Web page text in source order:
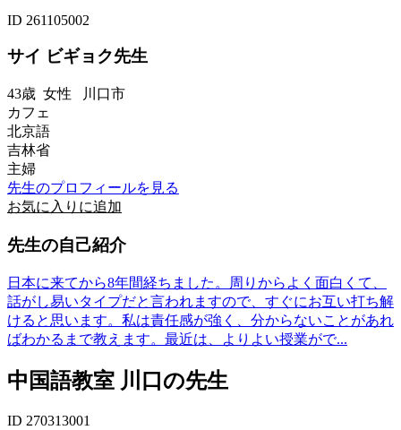
ID 261105002
サイ ビギョク先生
43歳 女性 川口市
カフェ
北京語
吉林省
主婦
先生のプロフィールを見る
お気に入りに追加
先生の自己紹介
日本に来てから8年間経ちました。周りからよく面白くて、
話がし易いタイプだと言われますので、すぐにお互い打ち解
けると思います。私は責任感が強く、分からないことがあれ
ばわかるまで教えます。最近は、よりよい授業がで...
中国語教室 川口の先生
ID 270313001